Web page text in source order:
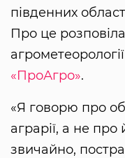
південних
Про це
агрометеорології
«ПроАгро».
«Я говорю про
аграрії, а не про
звичайно,